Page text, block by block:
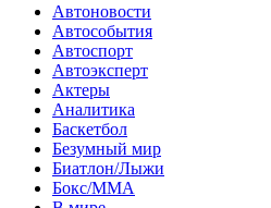
Автоновости
Автособытия
Автоспорт
Автоэксперт
Актеры
Аналитика
Баскетбол
Безумный мир
Биатлон/Лыжи
Бокс/MMA